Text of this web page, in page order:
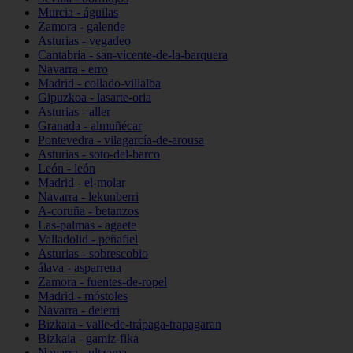
Murcia - águilas
Zamora - galende
Asturias - vegadeo
Cantabria - san-vicente-de-la-barquera
Navarra - erro
Madrid - collado-villalba
Gipuzkoa - lasarte-oria
Asturias - aller
Granada - almuñécar
Pontevedra - vilagarcía-de-arousa
Asturias - soto-del-barco
León - león
Madrid - el-molar
Navarra - lekunberri
A-coruña - betanzos
Las-palmas - agaete
Valladolid - peñafiel
Asturias - sobrescobio
álava - asparrena
Zamora - fuentes-de-ropel
Madrid - móstoles
Navarra - deierri
Bizkaia - valle-de-trápaga-trapagaran
Bizkaia - gamiz-fika